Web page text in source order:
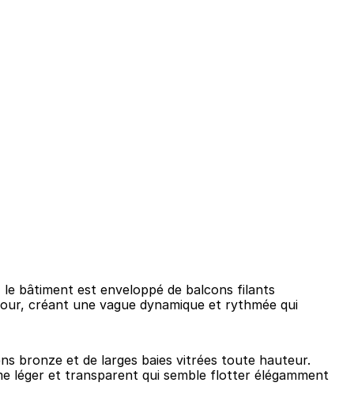
bâtiment est enveloppé de balcons filants
créant une vague dynamique et rythmée qui
bronze et de larges baies vitrées toute hauteur.
léger et transparent qui semble flotter élégamment